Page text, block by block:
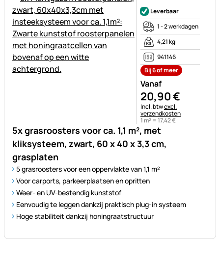
5x grasroosters voor ca. 1,1 m², met
kliksysteem, zwart, 60 x 40 x 3,3 cm,
grasplaten
5 grasroosters voor een oppervlakte van 1,1 m²
Voor carports, parkeerplaatsen en opritten
Weer- en UV-bestendig kunststof
Eenvoudig te leggen dankzij praktisch plug-in systeem
Hoge stabiliteit dankzij honingraatstructuur
Leverbaar
1 - 2 werkdagen
4,21 kg
941146
Bij 6 of meer
Vanaf
20,90€
Belastinginformatie:
Incl. btwexcl.
verzendkosten
1 m² =17,42€